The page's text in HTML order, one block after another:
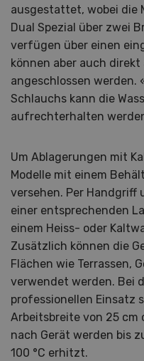
ausgestattet, wobei die
Dual Spezial über zwei
verfügen über einen
können aber auch
angeschlossen werden.
Schlauchs kann die
aufrechterhalten
Um Ablagerungen mit
Modelle mit einem
versehen. Per Handgriff
einer entsprechenden
einem Heiss- oder
Zusätzlich können die
Flächen wie Terrassen,
verwendet werden. Bei
professionellen Einsatz
Arbeitsbreite von 25 cm
nach Gerät werden bis
100 °C erhitzt.